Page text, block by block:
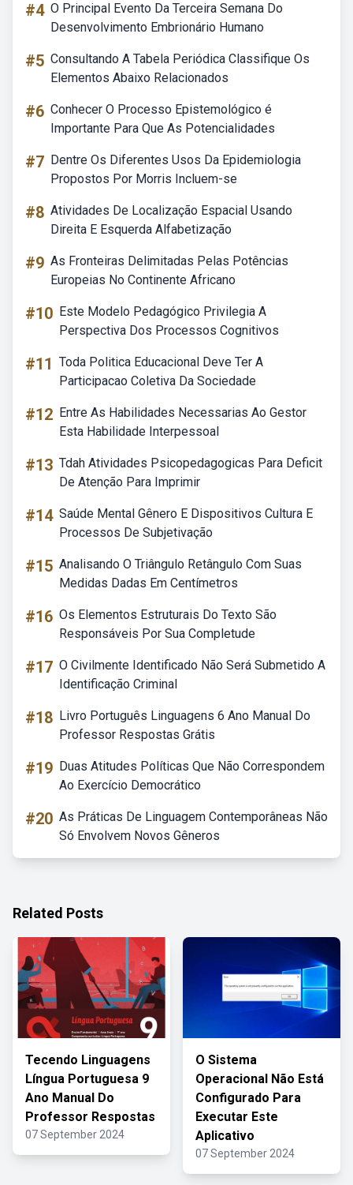
#4 O Principal Evento Da Terceira Semana Do
Desenvolvimento Embrionário Humano
#5 Consultando A Tabela Periódica Classifique Os
Elementos Abaixo Relacionados
#6 Conhecer O Processo Epistemológico é
Importante Para Que As Potencialidades
#7 Dentre Os Diferentes Usos Da Epidemiologia
Propostos Por Morris Incluem-se
#8 Atividades De Localização Espacial Usando
Direita E Esquerda Alfabetização
#9 As Fronteiras Delimitadas Pelas Potências
Europeias No Continente Africano
#10 Este Modelo Pedagógico Privilegia A
Perspectiva Dos Processos Cognitivos
#11 Toda Politica Educacional Deve Ter A
Participacao Coletiva Da Sociedade
#12 Entre As Habilidades Necessarias Ao Gestor
Esta Habilidade Interpessoal
#13 Tdah Atividades Psicopedagogicas Para Deficit
De Atenção Para Imprimir
#14 Saúde Mental Gênero E Dispositivos Cultura E
Processos De Subjetivação
#15 Analisando O Triângulo Retângulo Com Suas
Medidas Dadas Em Centímetros
#16 Os Elementos Estruturais Do Texto São
Responsáveis Por Sua Completude
#17 O Civilmente Identificado Não Será Submetido A
Identificação Criminal
#18 Livro Português Linguagens 6 Ano Manual Do
Professor Respostas Grátis
#19 Duas Atitudes Políticas Que Não Correspondem
Ao Exercício Democrático
#20 As Práticas De Linguagem Contemporâneas Não
Só Envolvem Novos Gêneros
Related Posts
Tecendo Linguagens
Língua Portuguesa 9
Ano Manual Do
Professor Respostas
07 September 2024
O Sistema
Operacional Não Está
Configurado Para
Executar Este
Aplicativo
07 September 2024